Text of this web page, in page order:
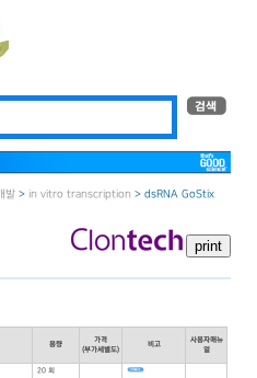
발 > in vitro transcription > dsRNA GoStix
용량
가격
(부가세별도)
비고
사용자매뉴
얼
20 회